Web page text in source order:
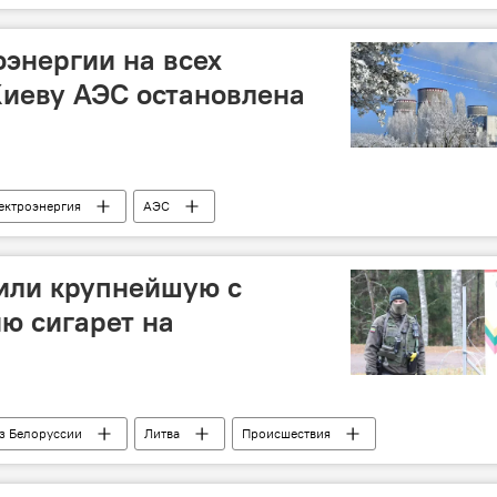
перевозки ремонт дорог
на всех
АЭС остановлена
АЭС
крупнейшую с
сигарет на
Белоруссии Литва Происшествия